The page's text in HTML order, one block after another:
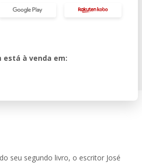
está à venda em:
seu segundo livro, o escritor José